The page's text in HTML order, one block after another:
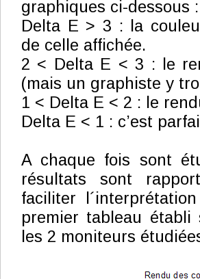
graphiques ci-dessous :
Delta E > 3 : la
de celle affichée.
2 < Delta E < 3 : le
(mais un graphiste y
1 < Delta E < 2 : le
Delta E < 1 : c’est
A chaque fois sont
résultats sont
faciliter
premier tableau
les 2 moniteurs